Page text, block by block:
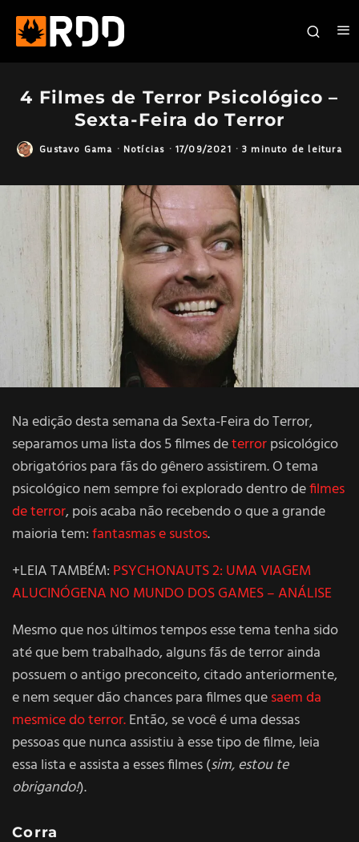
4 Filmes de Terror Psicológico –
Sexta-Feira do Terror
Gustavo Gama · Notícias · 17/09/2021 · 3 minuto de leitura
Na edição desta semana da Sexta-Feira do Terror,
separamos uma lista dos 5 filmes deterrorpsicológico
obrigatórios para fãs do gênero assistirem. O tema
psicológico nem sempre foi explorado dentro defilmes
de terror, pois acaba não recebendo o que a grande
maioria tem:fantasmas e sustos.
+LEIA TAMBÉM: PSYCHONAUTS 2: UMA VIAGEM
ALUCINÓGENA NO MUNDO DOS GAMES – ANÁLISE
Mesmo que nos últimos tempos esse tema tenha sido
até que bem trabalhado, alguns fãs de terror ainda
possuem o antigo preconceito, citado anteriormente,
e nem sequer dão chances para filmes quesaem da
mesmice do terror.Então, se você é uma dessas
pessoas que nunca assistiu à esse tipo de filme, leia
essa lista e assista a esses filmes (sim, estou te
obrigando!).
Corra